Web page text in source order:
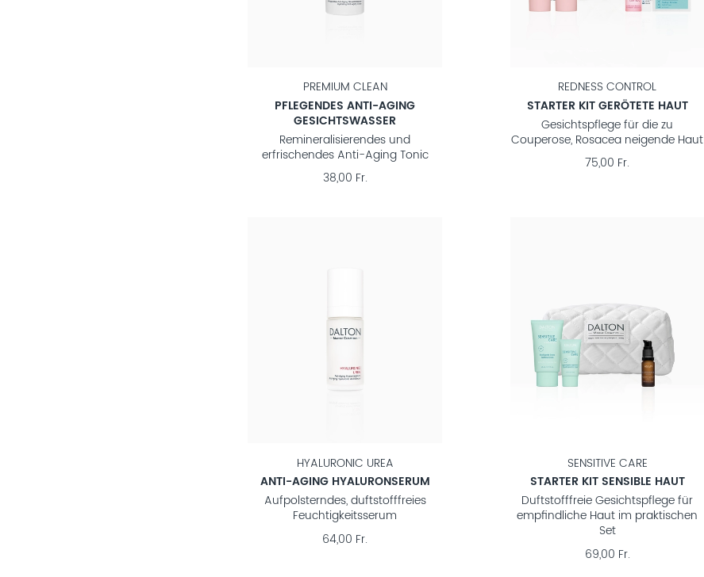
PREMIUM CLEAN
PFLEGENDES ANTI-AGING
GESICHTSWASSER
Remineralisierendes und
erfrischendes Anti-Aging Tonic
38,00 Fr.
REDNESS CONTROL
STARTER KIT GERÖTETE HAUT
Gesichtspflege für die zu
Couperose, Rosacea neigende Haut
75,00 Fr.
HYALURONIC UREA
ANTI-AGING HYALURONSERUM
Aufpolsterndes, duftstofffreies
Feuchtigkeitsserum
64,00 Fr.
SENSITIVE CARE
STARTER KIT SENSIBLE HAUT
Duftstofffreie Gesichtspflege für
empfindliche Haut im praktischen
Set
69,00 Fr.